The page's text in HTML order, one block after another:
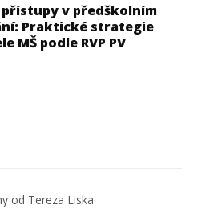
v předškolním
Praktické strategie
MŠ podle RVP PV
od Tereza Liska